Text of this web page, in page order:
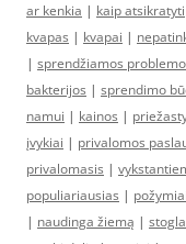
ar kenkia | kaip atsikratyti
kvapas | kvapai |
| sprendžiamos
bakterijos | sprendimo
namui | kainos |
įvykiai | privalomos
privalomasis |
populiariausias | požymiai
| naudinga žiemą |